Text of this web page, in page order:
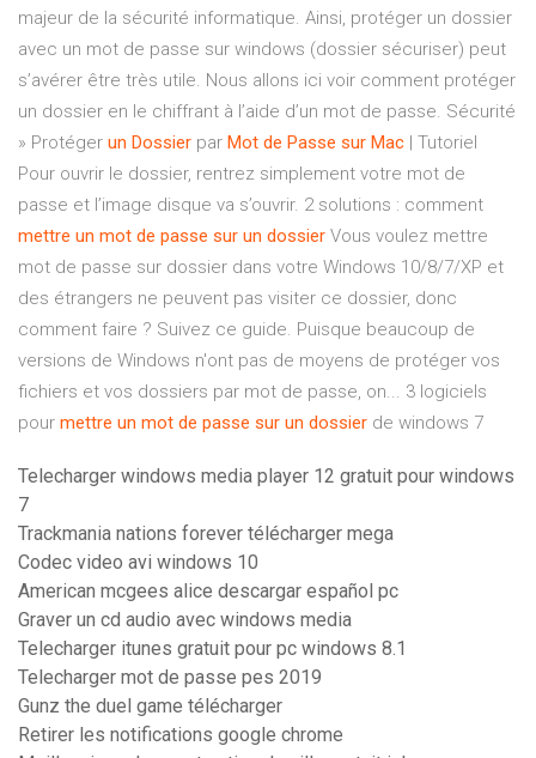
majeur de la sécurité informatique. Ainsi, protéger un dossier
avec un mot de passe sur windows (dossier sécuriser) peut
s’avérer être très utile. Nous allons ici voir comment protéger
un dossier en le chiffrant à l’aide d’un mot de passe. Sécurité
» Protéger un Dossier par Mot de Passe sur Mac | Tutoriel
Pour ouvrir le dossier, rentrez simplement votre mot de
passe et l’image disque va s’ouvrir. 2 solutions : comment
mettre un mot de passe sur un dossier Vous voulez mettre
mot de passe sur dossier dans votre Windows 10/8/7/XP et
des étrangers ne peuvent pas visiter ce dossier, donc
comment faire ? Suivez ce guide. Puisque beaucoup de
versions de Windows n'ont pas de moyens de protéger vos
fichiers et vos dossiers par mot de passe, on... 3 logiciels
pour mettre un mot de passe sur un dossier de windows 7
Telecharger windows media player 12 gratuit pour windows
7
Trackmania nations forever télécharger mega
Codec video avi windows 10
American mcgees alice descargar español pc
Graver un cd audio avec windows media
Telecharger itunes gratuit pour pc windows 8.1
Telecharger mot de passe pes 2019
Gunz the duel game télécharger
Retirer les notifications google chrome